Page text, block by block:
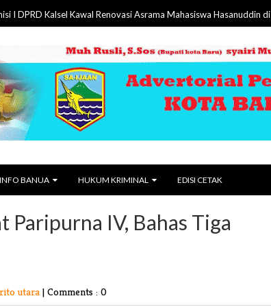
Kawal Renovasi Asrama Mahasiswa Hasanuddin di
INFO BANUA HUKUM KRIMINAL EDISI CETAK
Paripurna IV, Bahas Tiga
utara | Comments : 0